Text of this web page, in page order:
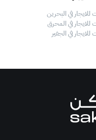
للايجار في البحرين
للايجار في المحرق
للايجار في الجفير